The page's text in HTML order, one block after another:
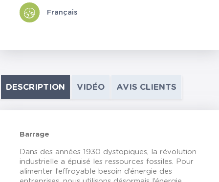
Français
DESCRIPTION VIDÉO AVIS CLIENTS
Barrage
Dans des années 1930 dystopiques, la révolution
industrielle a épuisé les ressources fossiles. Pour
alimenter l’effroyable besoin d’énergie des